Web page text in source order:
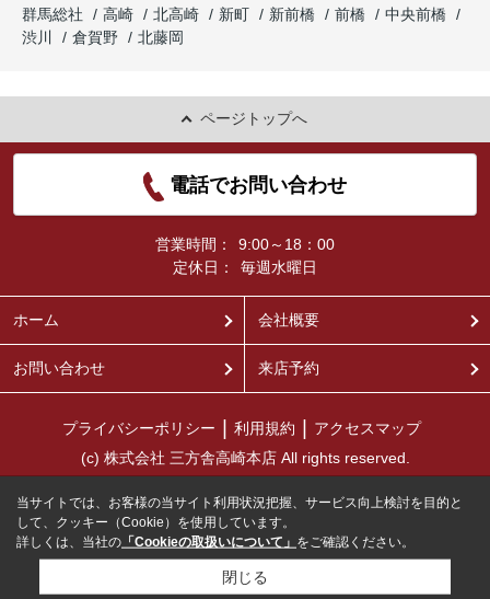
群馬総社
高崎 北高崎 新町 新前橋 前橋
中央前橋
渋川
倉賀野 北藤岡
ページトップへ
電話でお問い合わせ
営業時間：
9:00～18：00
定休日：
毎週水曜日
ホーム 会社概要
お問い合わせ 来店予約
プライバシーポリシー 利用規約
アクセスマップ
(c) 株式会社 三方舎高崎本店 All rights reserved.
当サイトでは、お客様の当サイト利用状況把握、サービス向上検討を目的と
して、クッキー（Cookie）を使用しています。
詳しくは、当社の 「Cookieの取扱いについて」 をご確認ください。
閉じる